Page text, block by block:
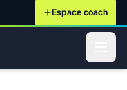
Espace coach